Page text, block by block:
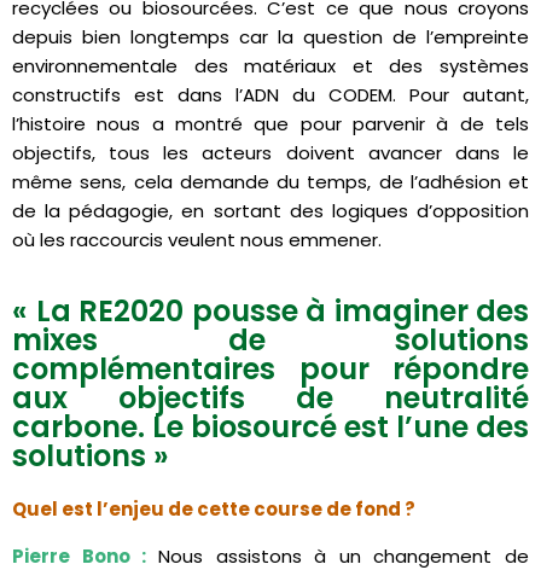
recyclées ou biosourcées. C’est ce que nous croyons
depuis bien longtemps car la question de l’empreinte
environnementale des matériaux et des systèmes
constructifs est dans l’ADN du CODEM. Pour autant,
l’histoire nous a montré que pour parvenir à de tels
objectifs, tous les acteurs doivent avancer dans le
même sens, cela demande du temps, de l’adhésion et
de la pédagogie, en sortant des logiques d’opposition
où les raccourcis veulent nous emmener.
« La RE2020 pousse à imaginer des
mixes de solutions
complémentaires pour répondre
aux objectifs de neutralité
carbone. Le biosourcé est l’une des
solutions »
Quel est l’enjeu de cette course de fond ?
Pierre Bono : Nous assistons à un changement de